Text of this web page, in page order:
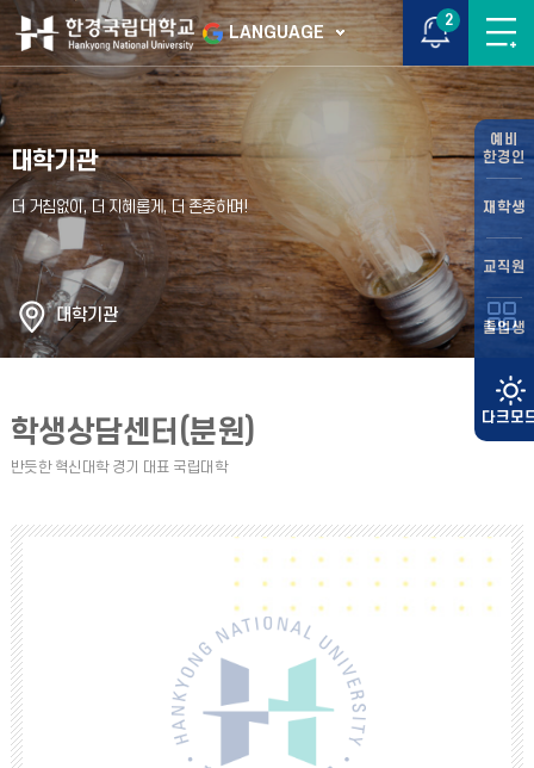
LANGUAGE
2
예비
한경인
재학생
교직원
졸업생
대학기관
대학기관
학생상담센터(분원)